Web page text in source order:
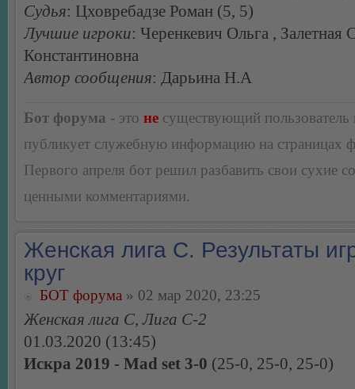
Судья: Цховребадзе Роман (5, 5)
Лучшие игроки: Черенкевич Ольга , Залетная
Константиновна
Автор сообщения: Дарьина Н.А
Бот форума - это не существующий пользователь
публикует служебную информацию на страницах
Первого апреля бот решил разбавить свои сухие
ценными комментариями.
Женская лига С. Результаты
круг
БОТ форума » 02 мар 2020, 23:25
Женская лига С, Лига С-2
01.03.2020 (13:45)
Искра 2019 - Mad set 3-0 (25-0, 25-0, 25-0)